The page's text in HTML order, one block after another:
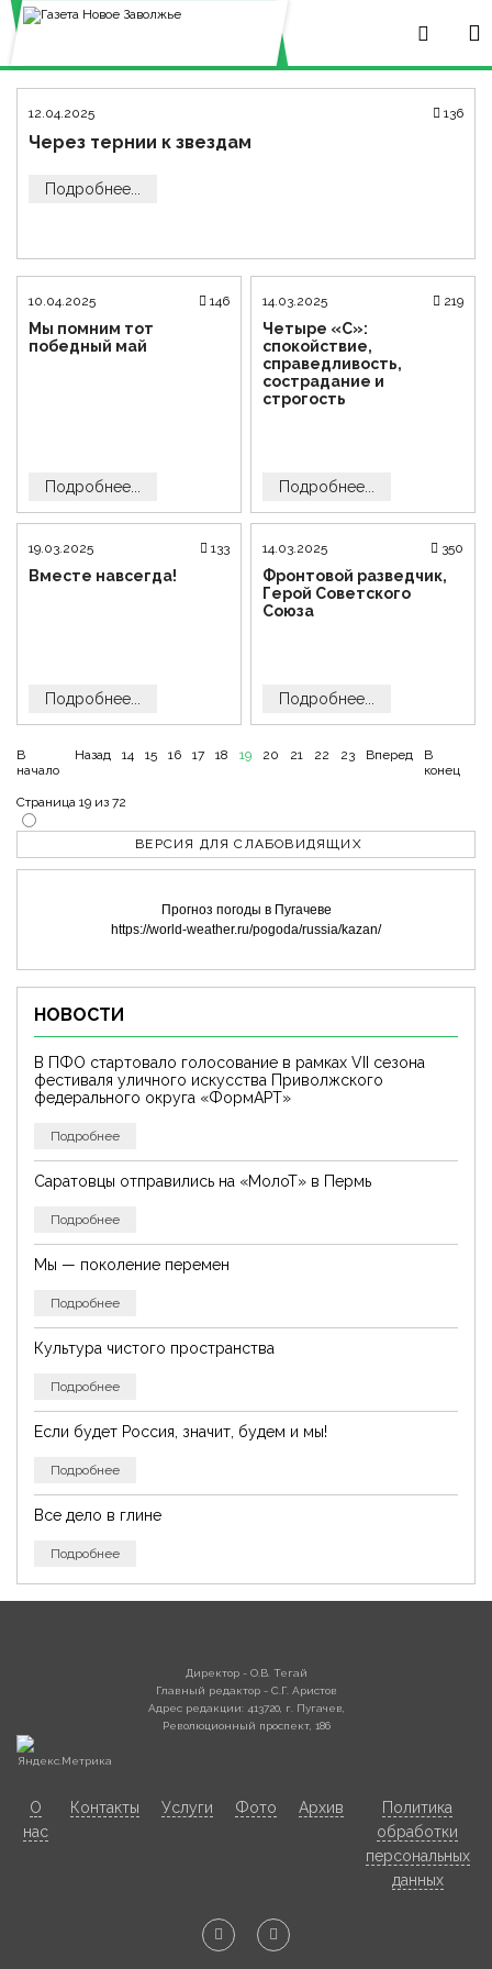
ВЕРСИЯ ДЛЯ СЛАБОВИДЯЩИХ
Прогноз погоды в Пугачеве
https://world-weather.ru/pogoda/russia/kazan/
НОВОСТИ
В ПФО стартовало голосование в рамках VII сезона
фестиваля уличного искусства Приволжского
федерального округа «ФормАРТ»
Подробнее
Саратовцы отправились на «МолоТ» в Пермь
Подробнее
Мы — поколение перемен
Подробнее
Культура чистого пространства
Подробнее
Если будет Россия, значит, будем и мы!
Подробнее
Все дело в глине
Подробнее
12.04.2025 136
Через тернии к звездам
Подробнее...
10.04.2025 146
Мы помним тот
победный май
Подробнее...
14.03.2025 219
Четыре «С»:
спокойствие,
справедливость,
сострадание и
строгость
Подробнее...
19.03.2025 133
Вместе навсегда!
Подробнее...
14.03.2025 350
Фронтовой разведчик,
Герой Советского
Союза
Подробнее...
В
начало
Назад 14 15 16 17 18 19 20 21 22 23 Вперед
В
конец
Страница 19 из 72
Директор - О.В. Тегай
Главный редактор - С.Г. Аристов
Адрес редакции: 413720, г. Пугачев,
Революционный проспект, 186
О
нас
Контакты Услуги Фото Архив
Политика
обработки
персональных
данных